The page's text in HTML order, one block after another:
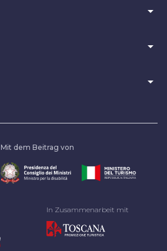
arrow_drop_down
arrow_drop_down
arrow_drop_down
Mit dem Beitrag von
In Zusammenarbeit mit